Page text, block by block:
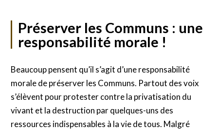
Préserver les Communs : une
responsabilité morale !
Beaucoup pensent qu’il s’agit d’une responsabilité
morale de préserver les Communs. Partout des voix
s’élèvent pour protester contre la privatisation du
vivant et la destruction par quelques-uns des
ressources indispensables à la vie de tous. Malgré